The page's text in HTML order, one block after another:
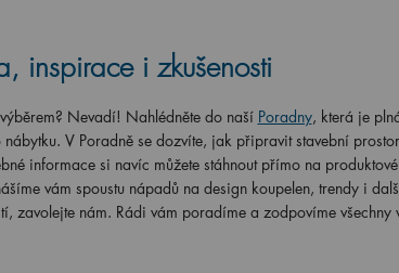
inspirace i zkušenosti
Nevadí! Nahlédněte do naší Poradny, která je
nábytku. V Poradně se dozvíte, jak připravit stavební
informace si navíc můžete stáhnout přímo na
vám spoustu nápadů na design koupelen, trendy i
zavolejte nám. Rádi vám poradíme a zodpovíme všechny